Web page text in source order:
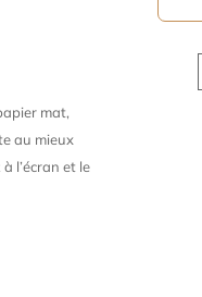
mat,
au mieux
l’écran et le